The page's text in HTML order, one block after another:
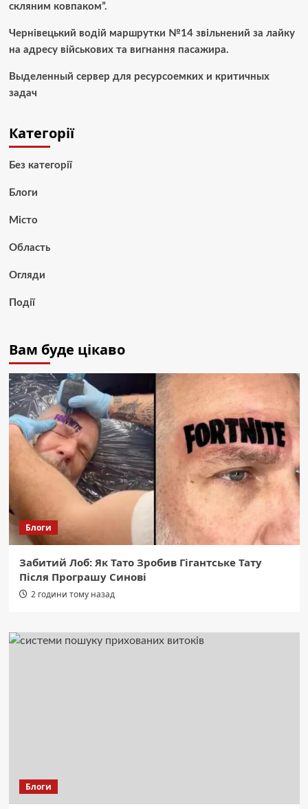
скляним ковпаком”.
Чернівецький водій маршрутки №14 звільнений за лайку
на адресу військових та вигнання пасажира.
Выделенный сервер для ресурсоемких и критичных
задач
Категорії
Без категорії
Блоги
Місто
Область
Огляди
Події
Вам буде цікаво
Блоги
Забитий Лоб: Як Тато Зробив Гігантське Тату
Після Програшу Синові
2 години тому назад
Блоги